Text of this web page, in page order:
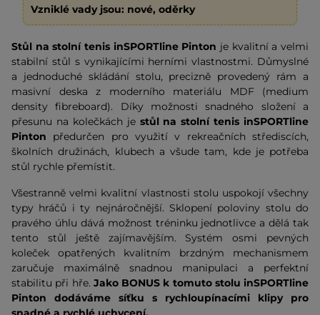
Vzniklé vady jsou: nové, oděrky
Stůl na stolní tenis inSPORTline Pinton je kvalitní a velmi
stabilní stůl s vynikajícími herními vlastnostmi. Důmyslné
a jednoduché skládání stolu, precizně provedený rám a
masivní deska z moderního materiálu MDF (medium
density fibreboard). Díky možnosti snadného složení a
přesunu na kolečkách je stůl na stolní tenis inSPORTline
Pinton předurčen pro využití v rekreačních střediscích,
školních družinách, klubech a všude tam, kde je potřeba
stůl rychle přemístit.
Všestranně velmi kvalitní vlastnosti stolu uspokojí všechny
typy hráčů i ty nejnáročnější. Sklopení poloviny stolu do
pravého úhlu dává možnost tréninku jednotlivce a dělá tak
tento stůl ještě zajímavějším. Systém osmi pevných
koleček opatřených kvalitním brzdným mechanismem
zaručuje maximálně snadnou manipulaci a perfektní
stabilitu při hře. Jako BONUS k tomuto stolu inSPORTline
Pinton dodáváme síťku s rychloupínacími klipy pro